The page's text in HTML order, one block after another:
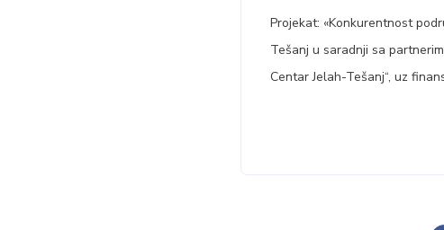
Projekat: «Konkurentnost
Tešanj u saradnji sa
Centar Jelah-Tešanj“, uz